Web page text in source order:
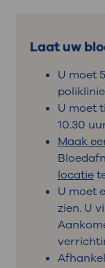
Laat uw
U moet
U moet
10.30
Maak
locatie
U moet
zien. U